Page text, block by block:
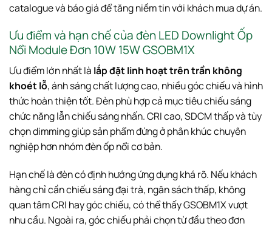
catalogue và báo giá để tăng niềm tin với khách mua dự án.
Ưu điểm và hạn chế của đèn LED Downlight Ốp
Nổi Module Đơn 10W 15W GSOBM1X
Ưu điểm lớn nhất là lắp đặt linh hoạt trên trần không
khoét lỗ, ánh sáng chất lượng cao, nhiều góc chiếu và hình
thức hoàn thiện tốt. Đèn phù hợp cả mục tiêu chiếu sáng
chức năng lẫn chiếu sáng nhấn. CRI cao, SDCM thấp và tùy
chọn dimming giúp sản phẩm đứng ở phân khúc chuyên
nghiệp hơn nhóm đèn ốp nổi cơ bản.
Hạn chế là đèn có định hướng ứng dụng khá rõ. Nếu khách
hàng chỉ cần chiếu sáng đại trà, ngân sách thấp, không
quan tâm CRI hay góc chiếu, có thể thấy GSOBM1X vượt
nhu cầu. Ngoài ra, góc chiếu phải chọn từ đầu theo đơn